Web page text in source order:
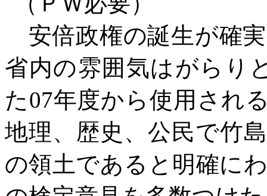
安倍政権の誕生が確
省内の雰囲気はがらり
た07年度から使用され
地理、歴史、公民で竹
の領土であると明確に